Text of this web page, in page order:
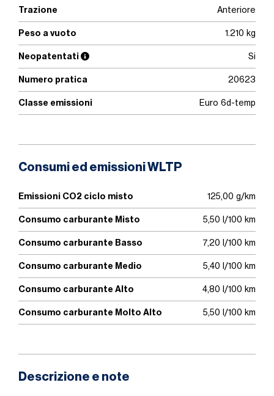
Trazione Anteriore
Peso a vuoto 1.210 kg
Neopatentati Si
Numero pratica 20623
Classe emissioni Euro 6d-temp
Consumi ed emissioni WLTP
Emissioni CO2 ciclo misto 125,00 g/km
Consumo carburante Misto 5,50 l/100 km
Consumo carburante Basso 7,20 l/100 km
Consumo carburante Medio 5,40 l/100 km
Consumo carburante Alto 4,80 l/100 km
Consumo carburante Molto Alto 5,50 l/100 km
Descrizione e note